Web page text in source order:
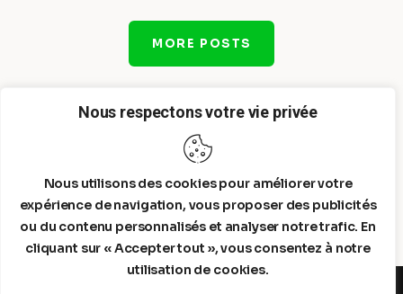
Nous respectons votre vie privée
Nous utilisons des cookies pour améliorer votre
expérience de navigation, vous proposer des publicités
ou du contenu personnalisés et analyser notre trafic. En
cliquant sur « Accepter tout », vous consentez à notre
utilisation de cookies.
MORE POSTS